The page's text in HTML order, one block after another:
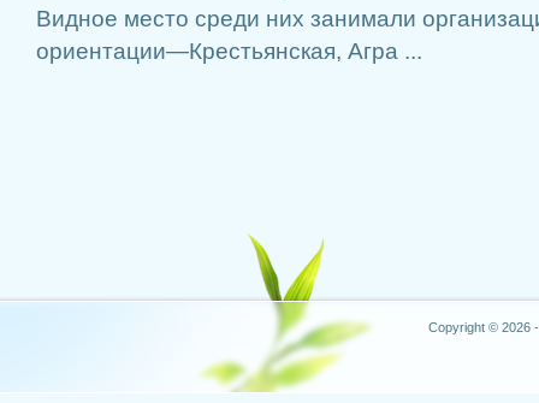
Видное место среди них занимали
ориентации—Крестьян­ская, Агра ...
Copyright © 2026